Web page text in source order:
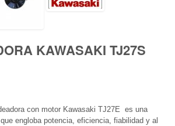
KAWASAKI TJ27S
con motor Kawasaki TJ27E es una
engloba potencia, eficiencia, fiabilidad y al